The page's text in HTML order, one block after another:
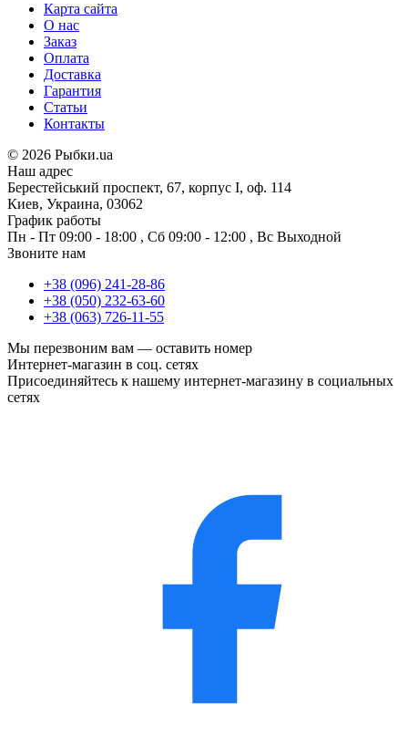
Карта сайта
О нас
Заказ
Оплата
Доставка
Гарантия
Статьи
Контакты
© 2026 Рыбки.ua
Наш адрес
Берестейський проспект, 67, корпус I, оф. 114
Киев, Украина, 03062
График работы
Пн - Пт 09:00 - 18:00 , Сб 09:00 - 12:00 , Вс Выходной
Звоните нам
+38 (096) 241-28-86
+38 (050) 232-63-60
+38 (063) 726-11-55
Мы перезвоним вам — оставить номер
Интернет-магазин в соц. сетях
Присоединяйтесь к нашему интернет-магазину в социальных
сетях